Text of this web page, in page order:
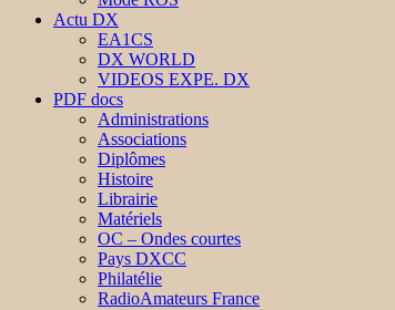
Actu DX
EA1CS
DX WORLD
VIDEOS EXPE. DX
PDF docs
Administrations
Associations
Diplômes
Histoire
Librairie
Matériels
OC – Ondes courtes
Pays DXCC
Philatélie
RadioAmateurs France